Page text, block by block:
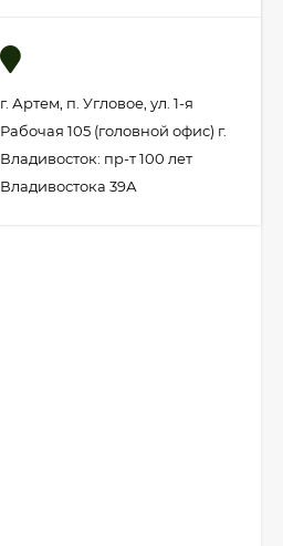
г. Артем, п. Угловое, ул. 1-я
Рабочая 105 (головной офис) г.
Владивосток: пр-т 100 лет
Владивостока 39А